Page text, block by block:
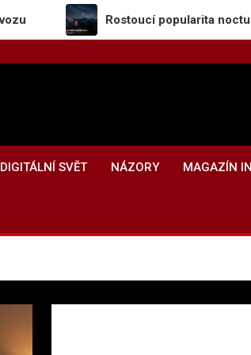
Rostoucí popularita nocturismu v
DIGITÁLNÍ SVĚT NÁZORY MAGAZÍN